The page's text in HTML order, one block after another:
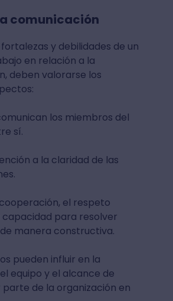
comunicación
y debilidades de un
en relación a la
deben valorarse los
los miembros del
sí.
a la claridad de las
el respeto
capacidad para resolver
manera constructiva.
pueden influir en la
equipo y el alcance de
de la organización en